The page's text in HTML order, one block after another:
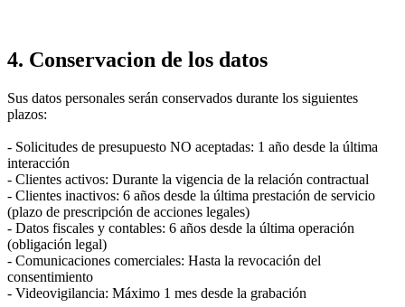
4. Conservacion de los datos
Sus datos personales serán conservados durante los siguientes
plazos:
- Solicitudes de presupuesto NO aceptadas: 1 año desde la última
interacción
- Clientes activos: Durante la vigencia de la relación contractual
- Clientes inactivos: 6 años desde la última prestación de servicio
(plazo de prescripción de acciones legales)
- Datos fiscales y contables: 6 años desde la última operación
(obligación legal)
- Comunicaciones comerciales: Hasta la revocación del
consentimiento
- Videovigilancia: Máximo 1 mes desde la grabación